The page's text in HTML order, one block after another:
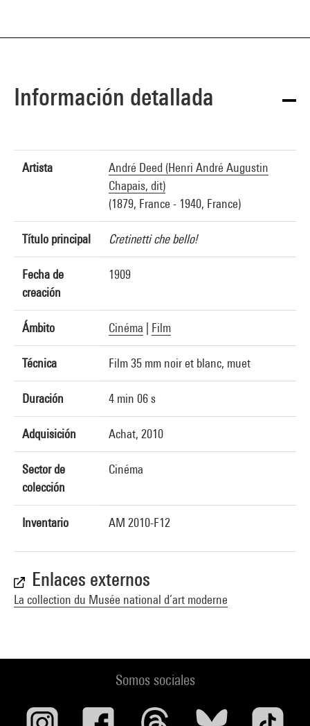
Información detallada
Artista
André Deed (Henri André Augustin
Chapais, dit)
(1879, France - 1940, France)
Título principal Cretinetti che bello!
Fecha de
creación
1909
Ámbito Cinéma Film
Técnica Film 35 mm noir et blanc, muet
Duración 4 min 06 s
Adquisición Achat, 2010
Sector de
colección
Cinéma
Inventario AM 2010-F12
Enlaces externos
La collection du Musée national d’art moderne
Somos sociales